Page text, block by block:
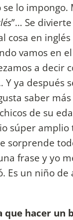
lo impongo.
”… Se
cosa en
vamos en
a decir
Y ya después
saber
de su
súper amplio
sorprende
frase y yo
Es un niño
hacer un